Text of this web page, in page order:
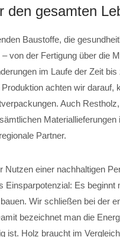
den gesamten
Baustoffe, die
von der Fertigung über die
im Laufe der Zeit
achten wir darauf,
Auch
Partner.
Nutzen einer nachhaltigen
Es beginnt
Wir schließen bei der
bezeichnet man die
ist. Holz braucht im